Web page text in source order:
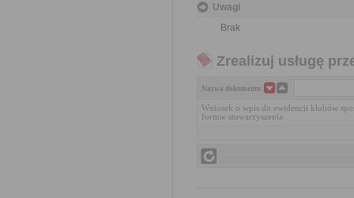
Uwagi
Brak
Zrealizuj usługę
Nazwa dokumentu
Wniosek o wpis do ewidencji klubów
formie stowarzyszenia